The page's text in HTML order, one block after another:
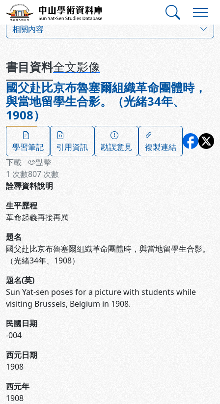
跳到主要內容
中山學術資料庫
相關內容
書目資料全文影像
國父赴比京布魯塞爾組織革命團體時，
與當地留學生合影。（光緒34年、
1908）
學習筆記 引用資訊 勘誤意見
複製連結
下載
1 次數
點擊
807 次數
詮釋資料說明
生平歷程
革命起義再接再厲
題名
國父赴比京布魯塞爾組織革命團體時，與當地留學生合影。
（光緒34年、1908）
題名(英)
Sun Yat-sen poses for a picture with students while
visiting Brussels, Belgium in 1908.
民國日期
-004
西元日期
1908
西元年
1908